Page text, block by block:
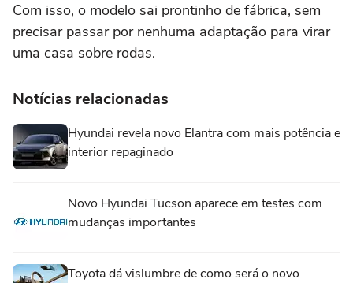
Com isso, o modelo sai prontinho de fábrica, sem
precisar passar por nenhuma adaptação para virar
uma casa sobre rodas.
Notícias relacionadas
Hyundai revela novo Elantra com mais potência e
interior repaginado
Novo Hyundai Tucson aparece em testes com
mudanças importantes
Toyota dá vislumbre de como será o novo